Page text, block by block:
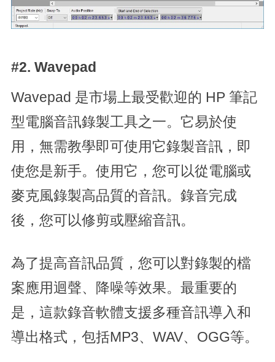
#2. Wavepad
Wavepad 是市場上最受歡迎的 HP 筆記
型電腦音訊錄製工具之一。它易於使
用，無需教學即可使用它錄製音訊，即
使您是新手。使用它，您可以從電腦或
麥克風錄製高品質的音訊。錄音完成
後，您可以修剪或壓縮音訊。
為了提高音訊品質，您可以對錄製的檔
案應用迴聲、降噪等效果。最重要的
是，這款錄音軟體支援多種音訊導入和
導出格式，包括MP3、WAV、OGG等。